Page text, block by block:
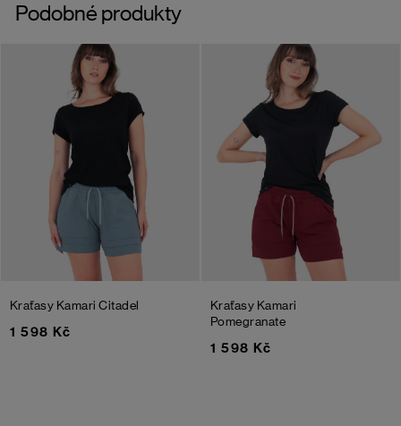
Podobné produkty
Kraťasy KamariCitadel
1 598 Kč
Kraťasy Kamari
Pomegranate
1 598 Kč